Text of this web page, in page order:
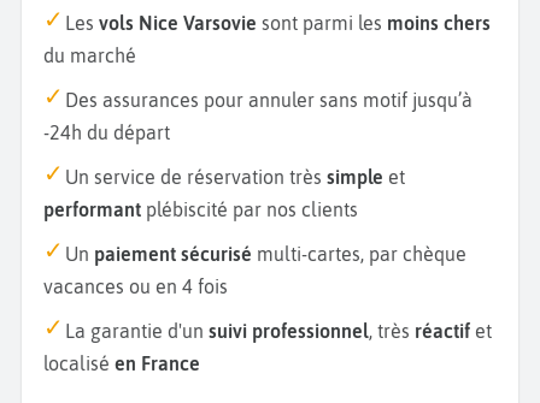
Les vols Nice Varsovie sont parmi les moins chers
du marché
Des assurances pour annuler sans motif jusqu’à
-24h du départ
Un service de réservation très simple et
performant plébiscité par nos clients
Un paiement sécurisé multi-cartes, par chèque
vacances ou en 4 fois
La garantie d'un suivi professionnel, très réactif et
localisé en France